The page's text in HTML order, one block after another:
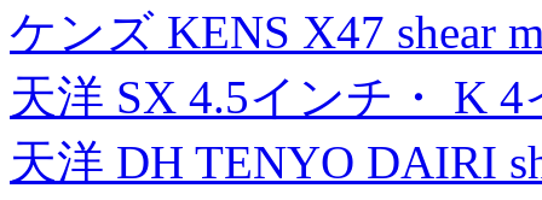
ケンズ KENS X47 shear
天洋 SX 4.5インチ・ K
天洋 DH TENYO DAIRI